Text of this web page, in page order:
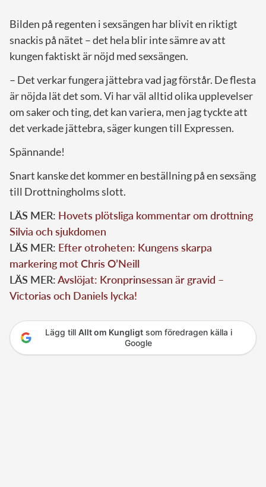
Bilden på regenten i sexsängen har blivit en riktigt
snackis på nätet – det hela blir inte sämre av att
kungen faktiskt är nöjd med sexsängen.
– Det verkar fungera jättebra vad jag förstår. De flesta
är nöjda lät det som. Vi har väl alltid olika upplevelser
om saker och ting, det kan variera, men jag tyckte att
det verkade jättebra, säger kungen till Expressen.
Spännande!
Snart kanske det kommer en beställning på en sexsäng
till Drottningholms slott.
LÄS MER: Hovets plötsliga kommentar om drottning
Silvia och sjukdomen
LÄS MER: Efter otroheten: Kungens skarpa
markering mot Chris O’Neill
LÄS MER:Avslöjat: Kronprinsessan är gravid –
Victorias och Daniels lycka!
Lägg till Allt om Kungligtsom föredragen källa i
Google